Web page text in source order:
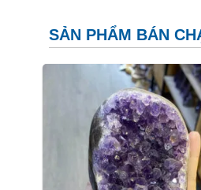
SẢN PHẨM BÁN